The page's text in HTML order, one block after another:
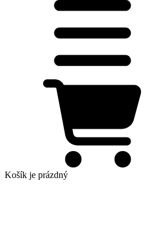
Košík je prázdný